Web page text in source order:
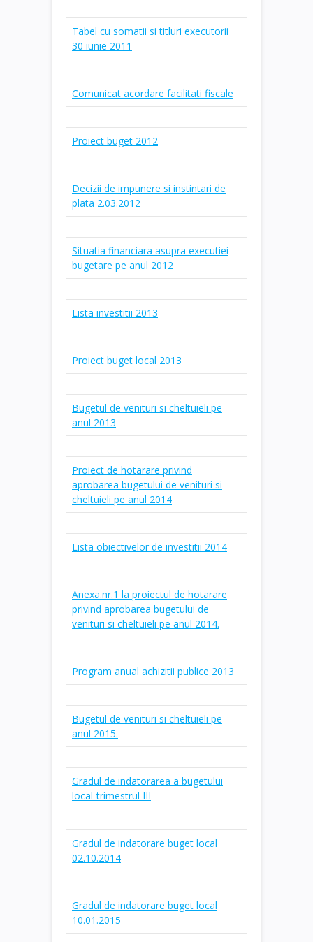
Tabel cu somatii si titluri executorii
30 iunie 2011
Comunicat acordare facilitati fiscale
Proiect buget 2012
Decizii de impunere si instintari de
plata 2.03.2012
Situatia financiara asupra executiei
bugetare pe anul 2012
Lista investitii 2013
Proiect buget local 2013
Bugetul de venituri si cheltuieli pe
anul 2013
Proiect de hotarare privind
aprobarea bugetului de venituri si
cheltuieli pe anul 2014
Lista obiectivelor de investitii 2014
Anexa.nr.1 la proiectul de hotarare
privind aprobarea bugetului de
venituri si cheltuieli pe anul 2014.
Program anual achizitii publice 2013
Bugetul de venituri si cheltuieli pe
anul 2015.
Gradul de indatorarea a bugetului
local-trimestrul III
Gradul de indatorare buget local
02.10.2014
Gradul de indatorare buget local
10.01.2015